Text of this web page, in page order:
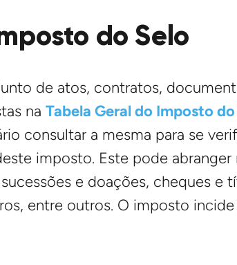
do Selo
de atos, contratos,
na Tabela Geral do Imposto do
consultar a mesma para se
imposto. Este pode
e doações, cheques e
entre outros. O imposto